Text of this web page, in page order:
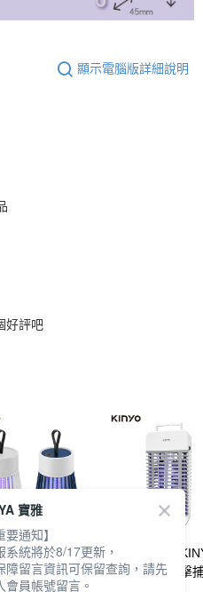
顯示電腦版詳細說明
好評吧
直送】KINYO迷
電擊捕蚊燈-兩
【廠商直送】
雙風扇吸入電擊
寶雅
要通知】
系統將於8/17更新，
障留言資訊可保留查詢，請先
會員帳號留言。